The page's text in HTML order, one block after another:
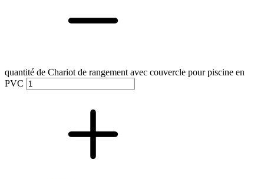
quantité de Chariot de rangement avec couvercle pour piscine en
PVC